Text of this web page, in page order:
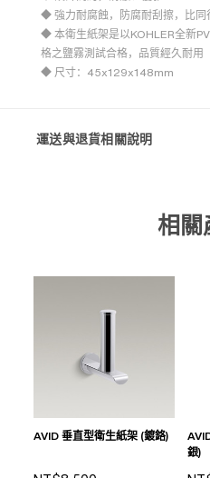
◆ 強力耐腐蝕，防腐耐刮擦，比
◆ 本衛生紙架是以KOHLER全新
格之鹽霧測試合格，品質經久耐用
◆ 尺寸：45x129x148mm
運送與退貨相關說明
相關
AVID 垂直型衛生紙架 (鍍鉻)
銀)